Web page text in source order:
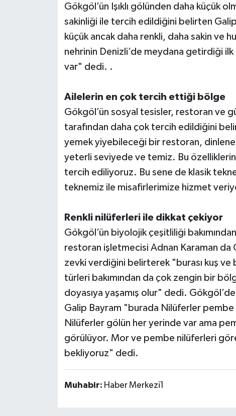
Gökgöl’ün Işıklı gölünden daha küçük
sakinliği ile tercih edildiğini belirten
küçük ancak daha renkli, daha sakin ve
nehrinin Denizli’de meydana getirdiği
var" dedi. .
Ailelerin en çok tercih ettiği bölge
Gökgöl’ün sosyal tesisler, restoran ve
tarafından daha çok tercih edildiğini
yemek yiyebileceği bir restoran,
yeterli seviyede ve temiz. Bu
tercih ediliyoruz. Bu sene de klasik
teknemiz ile misafirlerimize hizmet
Renkli nilüferleri ile dikkat çekiyor
Gökgöl’ün biyolojik çeşitliliği
restoran işletmecisi Adnan Karaman
zevki verdiğini belirterek "burası kuş ve
türleri bakımından da çok zengin bir
doyasıya yaşamış olur" dedi.
Galip Bayram "burada Nilüferler pembe
Nilüferler gölün her yerinde var ama
görülüyor. Mor ve pembe nilüferleri
bekliyoruz" dedi.
Muhabir: Haber Merkezi1